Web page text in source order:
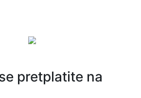
pretplatite na